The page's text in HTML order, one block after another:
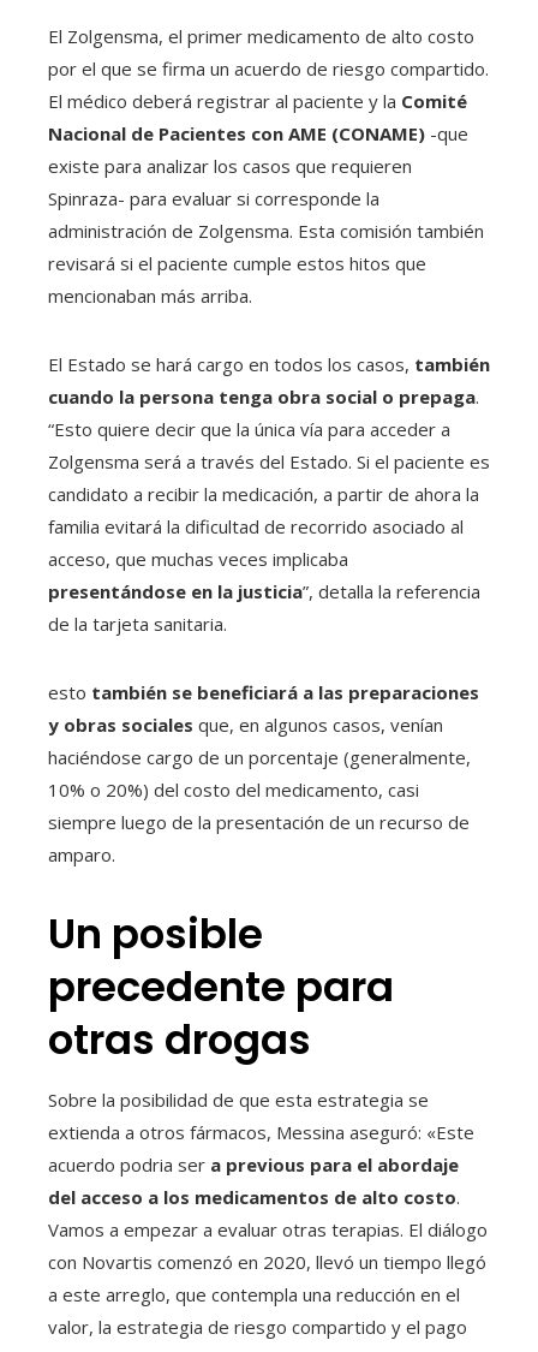
El Zolgensma, el primer medicamento de alto costo
por el que se firma un acuerdo de riesgo compartido.
El médico deberá registrar al paciente y la Comité
Nacional de Pacientes con AME (CONAME) -que
existe para analizar los casos que requieren
Spinraza- para evaluar si corresponde la
administración de Zolgensma. Esta comisión también
revisará si el paciente cumple estos hitos que
mencionaban más arriba.
El Estado se hará cargo en todos los casos, también
cuando la persona tenga obra social o prepaga.
“Esto quiere decir que la única vía para acceder a
Zolgensma será a través del Estado. Si el paciente es
candidato a recibir la medicación, a partir de ahora la
familia evitará la dificultad de recorrido asociado al
acceso, que muchas veces implicaba
presentándose en la justicia”, detalla la referencia
de la tarjeta sanitaria.
esto también se beneficiará a las preparaciones
y obras sociales que, en algunos casos, venían
haciéndose cargo de un porcentaje (generalmente,
10% o 20%) del costo del medicamento, casi
siempre luego de la presentación de un recurso de
amparo.
Un posible
precedente para
otras drogas
Sobre la posibilidad de que esta estrategia se
extienda a otros fármacos, Messina aseguró: «Este
acuerdo podria ser a previous para el abordaje
del acceso a los medicamentos de alto costo.
Vamos a empezar a evaluar otras terapias. El diálogo
con Novartis comenzó en 2020, llevó un tiempo llegó
a este arreglo, que contempla una reducción en el
valor, la estrategia de riesgo compartido y el pago